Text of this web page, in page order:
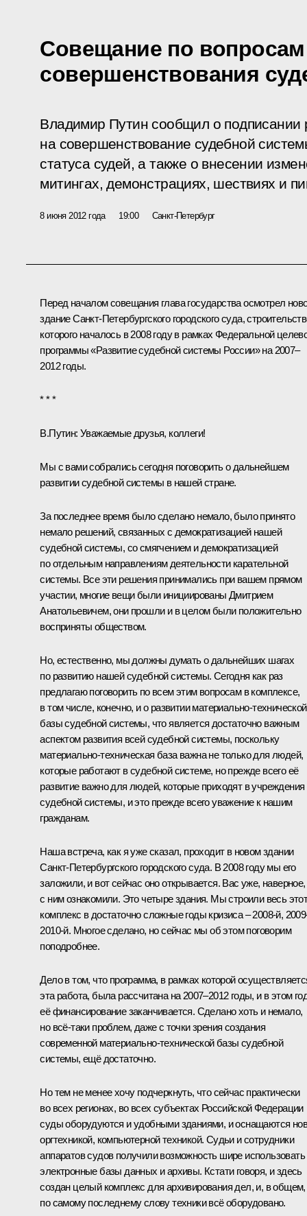
Совещание по вопросам
совершенствования
Владимир Путин сообщил о подписании
на совершенствование судебной
статуса судей, а также о внесении
митингах, демонстрациях, шествиях и
8 июня 2012 года 19:00 Санкт-Петербург
Перед началом совещания глава государства осмотрел
здание Санкт-Петербургского городского суда,
которого началось в 2008 году в рамках Федеральной
программы «Развитие судебной системы России» на 2007–
2012 годы.
* * *
В.Путин: Уважаемые друзья, коллеги!
Мы с вами собрались сегодня поговорить о дальнейшем
развитии судебной системы в нашей стране.
За последнее время было сделано немало, было принято
немало решений, связанных с демократизацией нашей
судебной системы, со смягчением и демократизацией
по отдельным направлениям деятельности карательной
системы. Все эти решения принимались при вашем прямом
участии, многие вещи были инициированы Дмитрием
Анатольевичем, они прошли и в целом были положительно
восприняты обществом.
Но, естественно, мы должны думать о дальнейших шагах
по развитию нашей судебной системы. Сегодня как раз
предлагаю поговорить по всем этим вопросам в комплексе,
в том числе, конечно, и о развитии материально-технической
базы судебной системы, что является достаточно важным
аспектом развития всей судебной системы, поскольку
материально-техническая база важна не только для людей,
которые работают в судебной системе, но прежде всего её
развитие важно для людей, которые приходят в учреждения
судебной системы, и это прежде всего уважение к нашим
гражданам.
Наша встреча, как я уже сказал, проходит в новом здании
Санкт-Петербургского городского суда. В 2008 году мы его
заложили, и вот сейчас оно открывается. Вас уже, наверное,
с ним ознакомили. Это четыре здания. Мы строили весь
комплекс в достаточно сложные годы кризиса – 2008-й,
2010-й. Многое сделано, но сейчас мы об этом поговорим
поподробнее.
Дело в том, что программа, в рамках которой
эта работа, была рассчитана на 2007–2012 годы, и в этом
её финансирование заканчивается. Сделано хоть и немало,
но всё‑таки проблем, даже с точки зрения создания
современной материально-технической базы судебной
системы, ещё достаточно.
Но тем не менее хочу подчеркнуть, что сейчас практически
во всех регионах, во всех субъектах Российской Федерации
суды оборудуются и удобными зданиями, и оснащаются
оргтехникой, компьютерной техникой. Судьи и сотрудники
аппаратов судов получили возможность шире использовать
электронные базы данных и архивы. Кстати говоря, и здесь
создан целый комплекс для архивирования дел, и, в общем,
по самому последнему слову техники всё оборудовано.